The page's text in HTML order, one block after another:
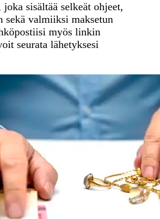
sisältää selkeät ohjeet,
sekä valmiiksi maksetun
myös linkin
seurata lähetyksesi